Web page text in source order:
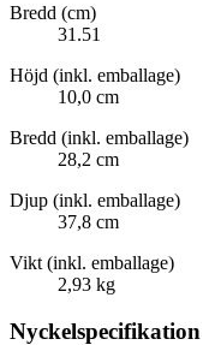
Bredd (cm)
31.51
Höjd (inkl. emballage)
10,0 cm
Bredd (inkl. emballage)
28,2 cm
Djup (inkl. emballage)
37,8 cm
Vikt (inkl. emballage)
2,93 kg
Nyckelspecifikation